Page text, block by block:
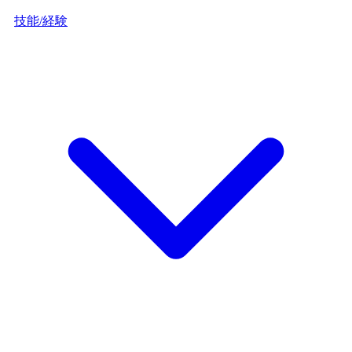
技能/経験